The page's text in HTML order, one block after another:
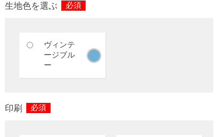
生地色を選ぶ 必須
ヴィンテ
ージブル
ー
印刷 必須